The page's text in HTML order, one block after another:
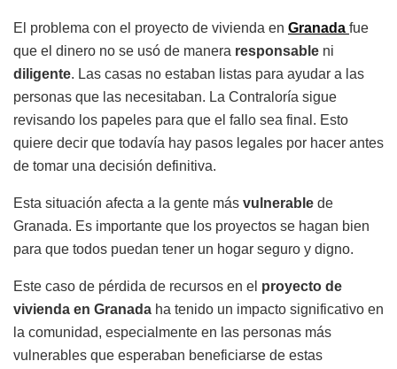
El problema con el proyecto de vivienda en Granada fue
que el dinero no se usó de manera responsable ni
diligente. Las casas no estaban listas para ayudar a las
personas que las necesitaban. La Contraloría sigue
revisando los papeles para que el fallo sea final. Esto
quiere decir que todavía hay pasos legales por hacer antes
de tomar una decisión definitiva.
Esta situación afecta a la gente más vulnerable de
Granada. Es importante que los proyectos se hagan bien
para que todos puedan tener un hogar seguro y digno.
Este caso de pérdida de recursos en el proyecto de
vivienda en Granada ha tenido un impacto significativo en
la comunidad, especialmente en las personas más
vulnerables que esperaban beneficiarse de estas